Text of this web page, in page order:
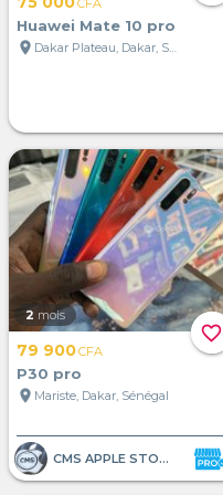
CFA
Huawei Mate 10 pro
location_on
Dakar Plateau, Dakar, Sénégal
favorite_border
2 mois
79 900CFA
P30 pro
location_on Mariste, Dakar, Sénégal
CMS APPLE STORE